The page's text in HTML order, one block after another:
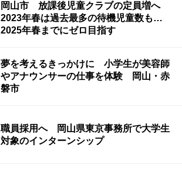
岡山市 放課後児童クラブの定員増へ
2023年春は過去最多の待機児童数も…
2025年春までにゼロ目指す
夢を考えるきっかけに 小学生が美容師
やアナウンサーの仕事を体験 岡山・赤
磐市
職員採用へ 岡山県東京事務所で大学生
対象のインターンシップ